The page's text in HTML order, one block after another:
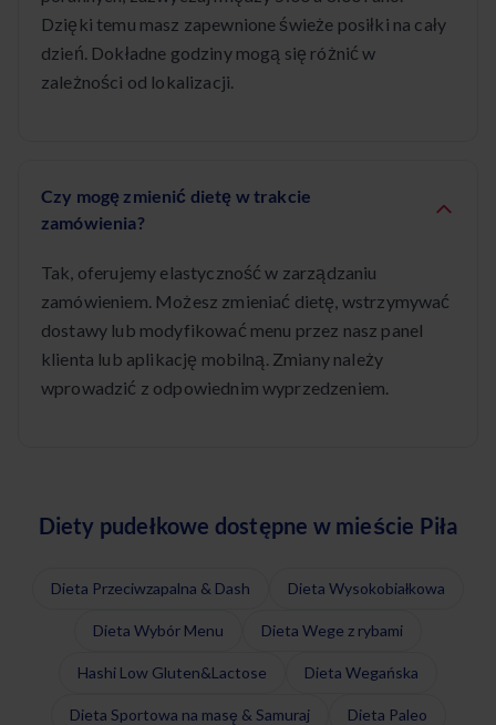
Dzięki temu masz zapewnione świeże posiłki na cały
dzień. Dokładne godziny mogą się różnić w
zależności od lokalizacji.
Czy mogę zmienić dietę w trakcie
zamówienia?
Tak, oferujemy elastyczność w zarządzaniu
zamówieniem. Możesz zmieniać dietę, wstrzymywać
dostawy lub modyfikować menu przez nasz panel
klienta lub aplikację mobilną. Zmiany należy
wprowadzić z odpowiednim wyprzedzeniem.
Diety pudełkowe dostępne w mieście Piła
Dieta Przeciwzapalna & Dash Dieta Wysokobiałkowa
Dieta Wybór Menu Dieta Wege z rybami
Hashi Low Gluten&Lactose Dieta Wegańska
Dieta Sportowa na masę & Samuraj Dieta Paleo